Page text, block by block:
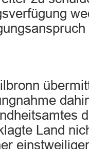
Land